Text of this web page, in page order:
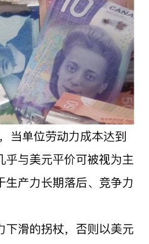
当单位劳动力成本达到
乎与美元平价可被视为主
生产力长期落后、竞争力
下滑的拐杖，否则以美元